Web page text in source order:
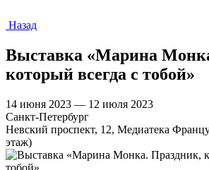
Назад
Выставка «Марина
который всегда с тобой»
14 июня 2023 — 12 июля 2023
Санкт-Петербург
Невский проспект, 12, Медиатека
этаж)